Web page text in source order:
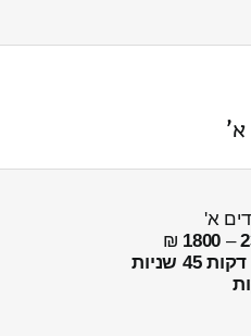
–
1800
₪